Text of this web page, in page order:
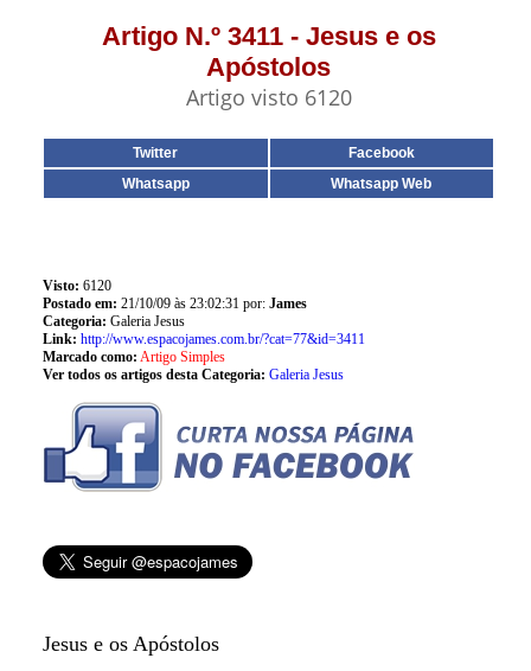
Artigo N.º 3411 - Jesus e os
Apóstolos
Artigo visto 6120
Twitter
Facebook
Whatsapp
Whatsapp Web
Visto: 6120
Postado em: 21/10/09 às 23:02:31 por: James
Categoria: Galeria Jesus
Link: http://www.espacojames.com.br/?cat=77&id=3411
Marcado como: Artigo Simples
Ver todos os artigos desta Categoria: Galeria Jesus
Jesus e os Apóstolos